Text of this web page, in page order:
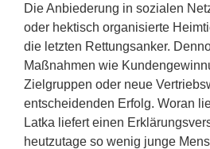
Die Anbiederung in sozialen
oder hektisch organisierte
die letzten Rettungsanker.
Maßnahmen wie
Zielgruppen oder neue
entscheidenden Erfolg. Woran
Latka liefert einen
heutzutage so wenig junge